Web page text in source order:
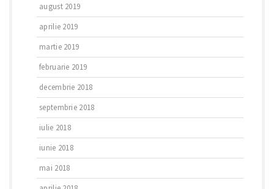
august 2019
aprilie 2019
martie 2019
februarie 2019
decembrie 2018
septembrie 2018
iulie 2018
iunie 2018
mai 2018